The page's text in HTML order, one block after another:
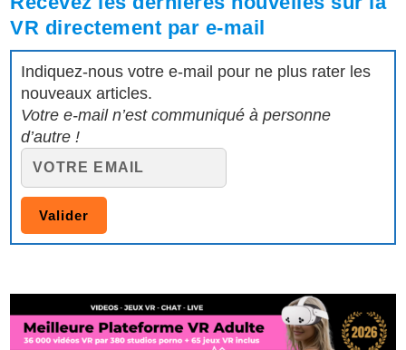
VR directement par e-mail
Indiquez-nous votre e-mail pour ne plus rater les
nouveaux articles.
Votre e-mail n’est communiqué à personne
d’autre !